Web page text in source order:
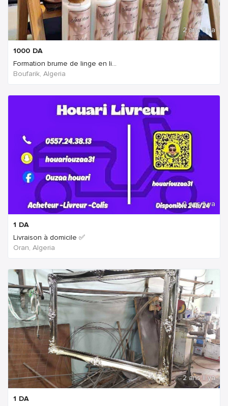
2 ans Il ya
1000 DA
Formation brume de linge en li...
Boufarik, Algeria
2 ans Il ya
1 DA
Livraison à domicile ✅
Oran, Algeria
2 ans Il ya
1 DA